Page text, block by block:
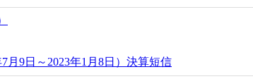
月9日～2023年1月8日）決算短信